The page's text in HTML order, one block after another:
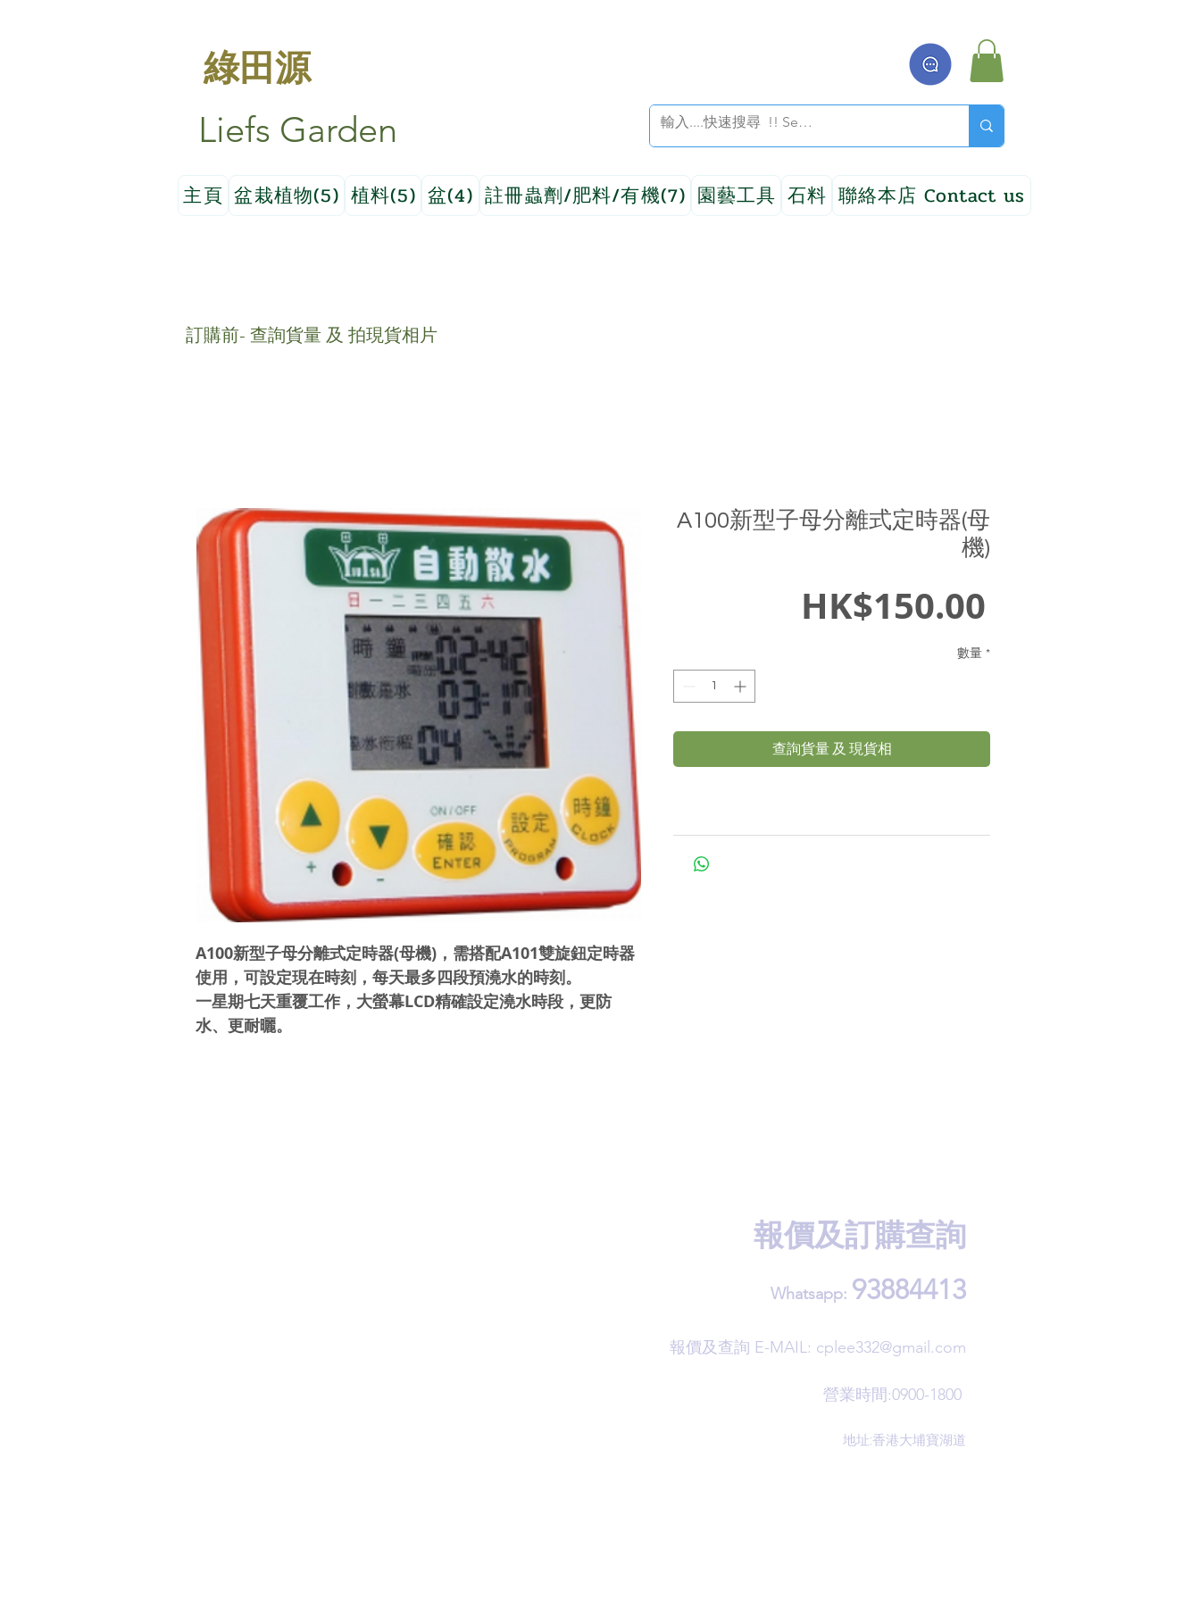
綠田源
Liefs Garden
主頁 盆栽植物(5) 植料(5) 盆(4) 註冊蟲劑/肥料/有機(7) 園藝工具 石料 聯絡本店 Contact us
訂購前- 查詢貨量 及 拍現貨相片
A100新型子母分離式定時器(母機)，需搭配A101雙旋鈕定時器
使用，可設定現在時刻，每天最多四段預澆水的時刻。
一星期七天重覆工作，大螢幕LCD精確設定澆水時段，更防
水、更耐曬。
A100新型子母分離式定時器(母
機)
HK$150.00
格
數量 *
查詢貨量 及 現貨相
報價及訂購查詢
Whatsapp: 93884413
​報價及查詢 E-MAIL: cplee332@gmail.com
營業時間:0900-1800
地址:香港大埔寶湖道